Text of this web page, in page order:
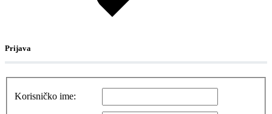
Prijava
Korisničko ime: